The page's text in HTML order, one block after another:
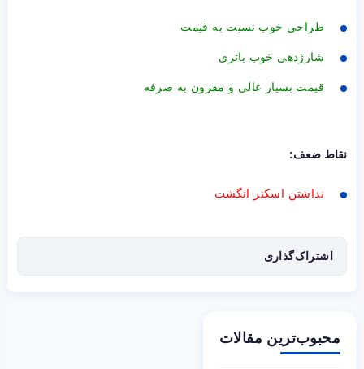
طراحی خوب نسبت به قیمت
شارژدهی خوب باتری
قیمت بسیار عالی و مقرون به صرفه
نقاط ضعف:
نداشتن اسکنر انگشت
اشتراک‌گذاری
محبوب‌ترین مقالات